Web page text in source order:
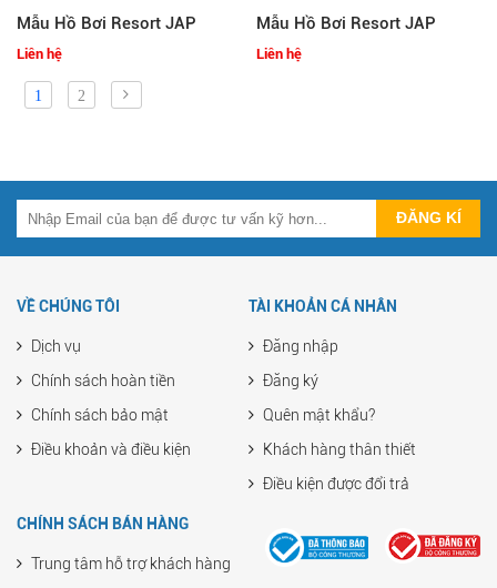
Mẫu Hồ Bơi Resort JAP
Liên hệ
Mẫu Hồ Bơi Resort JAP
Liên hệ
1 2
VỀ CHÚNG TÔI
Dịch vụ
Chính sách hoàn tiền
Chính sách bảo mật
Điều khoản và điều kiện
TÀI KHOẢN CÁ NHÂN
Đăng nhập
Đăng ký
Quên mật khẩu?
Khách hàng thân thiết
Điều kiện được đổi trả
CHÍNH SÁCH BÁN HÀNG
Trung tâm hỗ trợ khách hàng